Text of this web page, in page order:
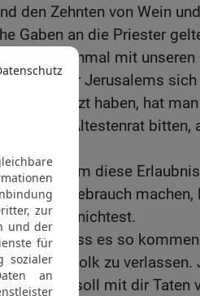
den Zehnten von Wein
Gaben an die Priester
sie nicht einmal mit unseren
Einwohner Jerusalems
haben, hat
den Ältestenrat bitten,
Tag, an dem diese
von ihr Gebrauch
du sie vernichtest.
voraus, dass es so
mein Volk zu verlassen.
Ich soll mit dir Taten